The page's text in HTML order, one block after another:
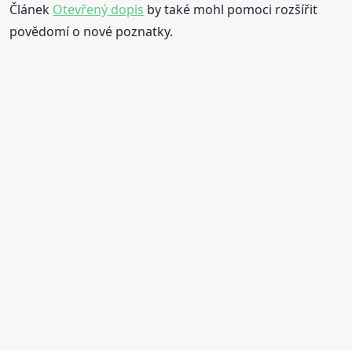
Článek Otevřený dopis by také mohl pomoci rozšířit
povědomí o nové poznatky.